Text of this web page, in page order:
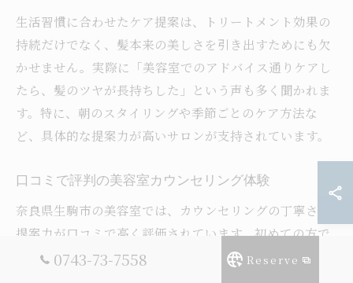
生活習慣に合わせたケア提案は、トリートメント効果の
持続だけでなく、髪本来の美しさを引き出すためにも欠
かせません。実際に「美容室でのアドバイス通りケアし
たら、髪のツヤが長持ちした」という声も多く聞かれま
す。特に、朝のスタイリングや季節ごとのケア方法な
ど、具体的な提案力が高いサロンが支持されています。
口コミで評判の美容室カウンセリング体験
奈良県生駒市の美容室では、カウンセリングの丁寧さや
提案力が口コミで高く評価されています。初めての方で
も安心して悩みを相談できる雰囲気や、髪質改善に向け
0743-73-7558 Reserve